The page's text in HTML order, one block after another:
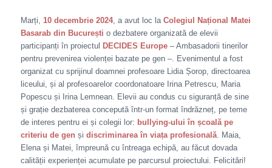
Marți, 10 decembrie 2024, a avut loc la Colegiul Național Matei
Basarab din București o dezbatere organizată de elevii
participanți în proiectul DECIDES Europe– Ambasadorii tinerilor
pentru prevenirea violenței bazate pe gen –. Evenimentul a fost
organizat cu sprijinul doamnei profesoare Lidia Șorop, directoarea
liceului, și al profesoarelor coordonatoare Irina Petrescu, Maria
Popescu și Irina Lemnean. Elevii au condus cu siguranță de sine
și grație dezbaterea concepută într-un format îndrăzneț, pe teme
de interes pentru ei și colegii lor: bullying-ului în școală pe
criteriu de gen și discriminarea în viața profesională. Maia,
Elena și Matei, împreună cu întreaga echipă, au făcut dovada
calității experienței acumulate pe parcursul proiectului. Felicitări!